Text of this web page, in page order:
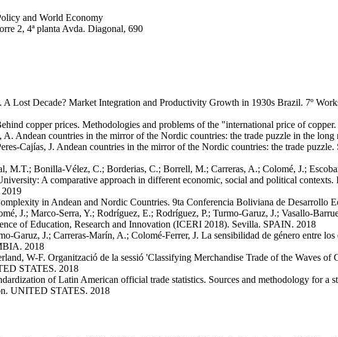
and World Economy
2, 4ª planta Avda. Diagonal, 690
A Lost Decade? Market Integration and Productivity Growth in 1930s Brazil. 7º
copper prices. Methodologies and problems of the "international price of copper.
A. Andean countries in the mirror of the Nordic countries: the trade puzzle in the long
Cajías, J. Andean countries in the mirror of the Nordic countries: the trade puzzle.
M.T.; Bonilla-Vélez, C.; Borderias, C.; Borrell, M.; Carreras, A.; Colomé, J.;
A comparative approach in different economic, social and political contexts.
2019
in Andean and Nordic Countries. 9ta Conferencia Boliviana de Desarrollo
J.; Marco-Serra, Y.; Rodríguez, E.; Rodríguez, P.; Turmo-Garuz, J.; Vasallo-
of Education, Research and Innovation (ICERI 2018). Sevilla. SPAIN. 2018
Garuz, J.; Carreras-Marín, A.; Colomé-Ferrer, J. La sensibilidad de género entre
2018
W-F. Organització de la sessió 'Classifying Merchandise Trade of the Waves of
STATES. 2018
of Latin American official trade statistics. Sources and methodology for a
UNITED STATES. 2018